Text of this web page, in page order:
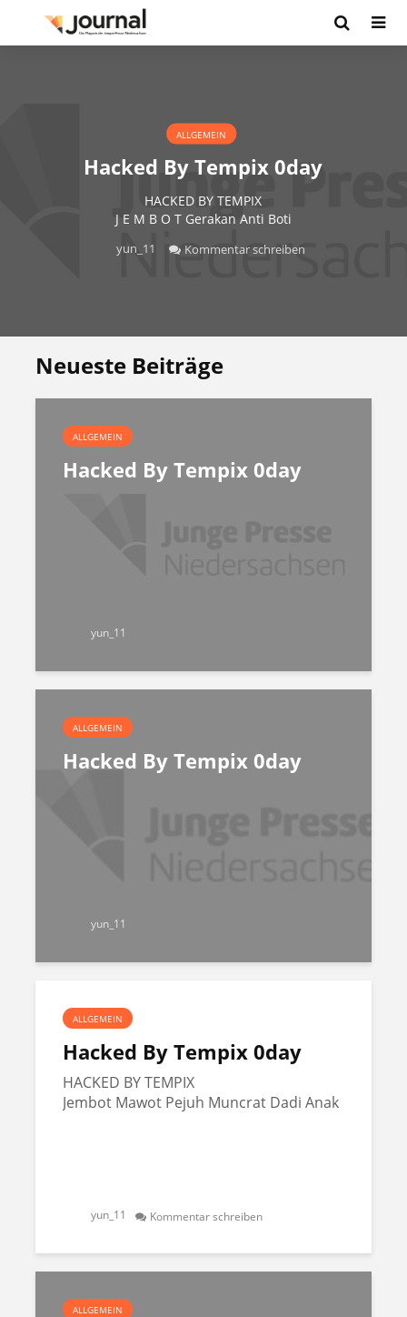
ALLGEMEIN
Hacked By Tempix 0day
HACKED BY TEMPIX
J E M B O T Gerakan Anti Boti
yun_11 Kommentar schreiben
Neueste Beiträge
ALLGEMEIN
Hacked By Tempix 0day
yun_11
ALLGEMEIN
Hacked By Tempix 0day
yun_11
ALLGEMEIN
Hacked By Tempix 0day
HACKED BY TEMPIX
Jembot Mawot Pejuh Muncrat Dadi Anak
yun_11 Kommentar schreiben
ALLGEMEIN